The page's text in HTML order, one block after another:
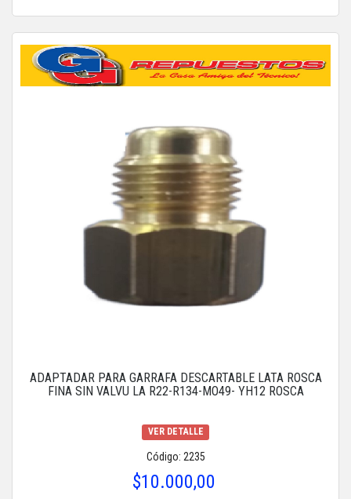
ADAPTADAR PARA GARRAFA DESCARTABLE LATA ROSCA
FINA SIN VALVU LA R22-R134-MO49- YH12 ROSCA
VER DETALLE
Código: 2235
$10.000,00